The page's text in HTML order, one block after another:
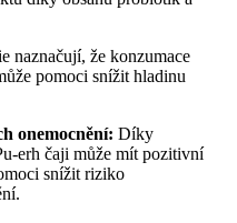
naznačují, že konzumace
pomoci snížit hladinu
onemocnění: Díky
erh čaji může mít pozitivní
snížit riziko